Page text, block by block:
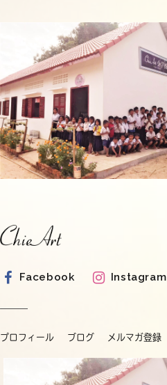
Facebook Instagram
プロフィール ブログ メルマガ登録